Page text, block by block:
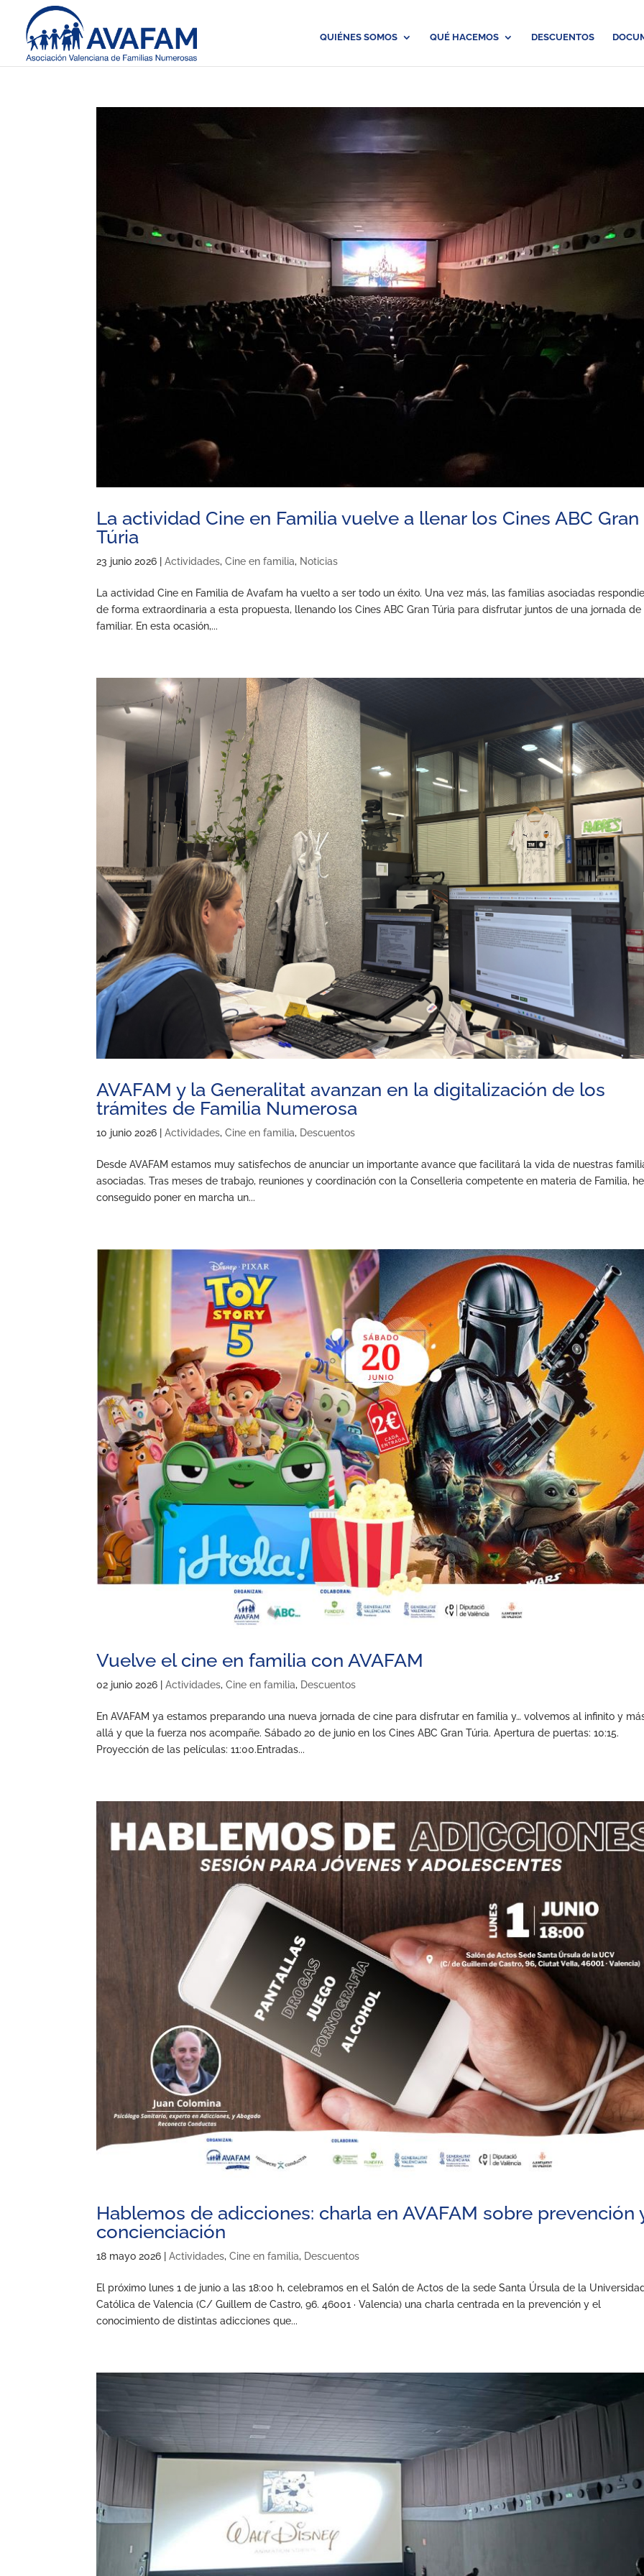
QUIÉNES SOMOS QUÉ HACEMOS DESCUENTOS
La actividad Cine en Familia vuelve a llenar los Cines ABC Gran
Túria
23 junio 2026 |Actividades,Cine en familia, Noticias
La actividad Cine en Familia de Avafam ha vuelto a ser todo un éxito. Una vez más, las familias asociadas
de forma extraordinaria a esta propuesta, llenando los Cines ABC Gran Túria para disfrutar juntos de una jornada de
familiar. En esta ocasión,...
AVAFAM y la Generalitat avanzan en la digitalización de los
trámites de Familia Numerosa
10 junio 2026 |Actividades,Cine en familia, Descuentos
Desde AVAFAM estamos muy satisfechos de anunciar un importante avance que facilitará la vida de nuestras
asociadas. Tras meses de trabajo, reuniones y coordinación con la Conselleria competente en materia de Familia,
conseguido poner en marcha un...
Vuelve el cine en familia con AVAFAM
02 junio 2026 |Actividades,Cine en familia, Descuentos
En AVAFAM ya estamos preparando una nueva jornada de cine para disfrutar en familia y… volvemos al infinito y
allá y que la fuerza nos acompañe. Sábado 20 de junio en los Cines ABC Gran Túria. Apertura de puertas: 10:15.
Proyección de las películas: 11:00.Entradas...
Hablemos de adicciones: charla en AVAFAM sobre prevención
concienciación
18 mayo 2026 |Actividades,Cine en familia, Descuentos
El próximo lunes 1 de junio a las 18:00 h, celebramos en el Salón de Actos de la sede Santa Úrsula de la
Católica de Valencia (C/ Guillem de Castro, 96. 46001 · Valencia) una charla centrada en la prevención y el
conocimiento de distintas adicciones que...